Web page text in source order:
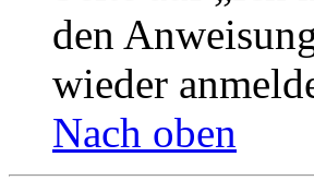
den
wieder
Nach oben